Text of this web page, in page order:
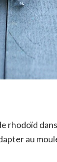
rhodoïd
au